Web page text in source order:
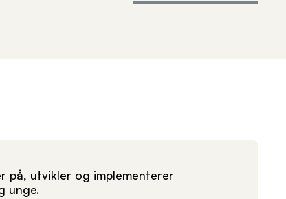
på, utvikler og implementerer
unge.